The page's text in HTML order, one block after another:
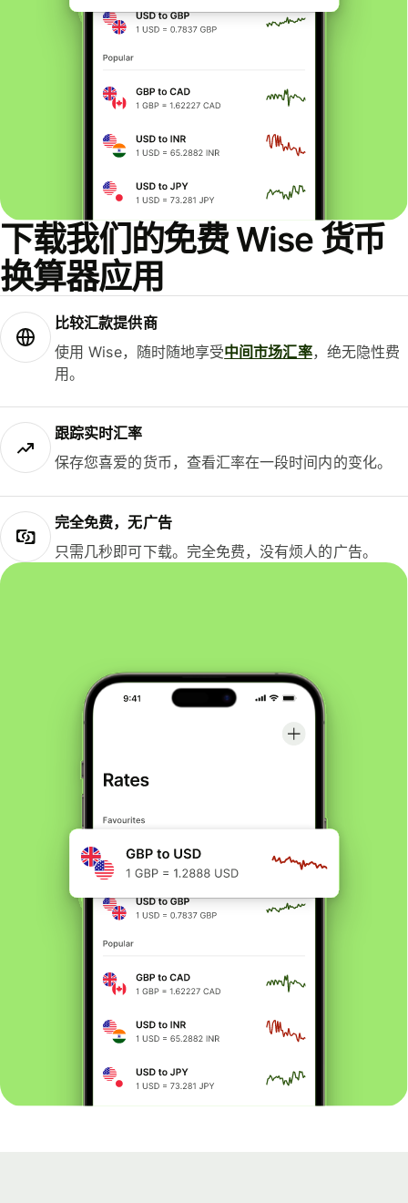
下载我们的免费 Wise 货币
换算器应用
比较汇款提供商
使用 Wise，随时随地享受中间市场汇率，绝无隐性费
用。
跟踪实时汇率
保存您喜爱的货币，查看汇率在一段时间内的变化。
完全免费，无广告
只需几秒即可下载。完全免费，没有烦人的广告。